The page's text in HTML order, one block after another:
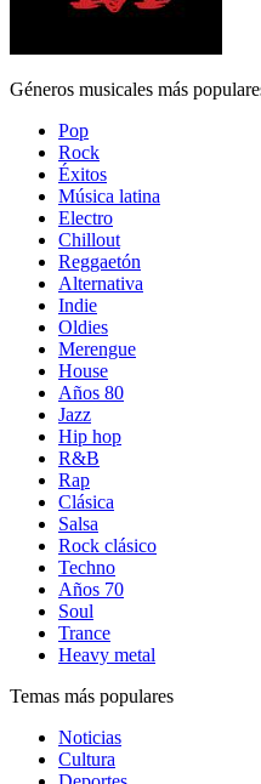
Géneros musicales más
Pop
Rock
Éxitos
Música latina
Electro
Chillout
Reggaetón
Alternativa
Indie
Oldies
Merengue
House
Años 80
Jazz
Hip hop
R&B
Rap
Clásica
Salsa
Rock clásico
Techno
Años 70
Soul
Trance
Heavy metal
Temas más populares
Noticias
Cultura